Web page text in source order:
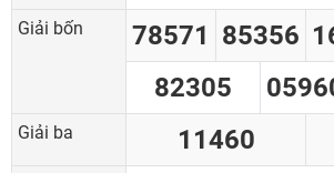
Giải bốn 78571 85356
82305
Giải ba 11460